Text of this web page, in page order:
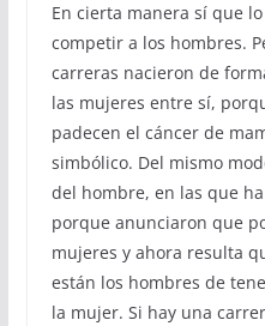
En cierta manera sí que
competir a los hombres.
carreras nacieron de
las mujeres entre sí,
padecen el cáncer de
simbólico. Del mismo
del hombre, en las que
porque anunciaron que
mujeres y ahora resulta
están los hombres de
la mujer. Si hay una